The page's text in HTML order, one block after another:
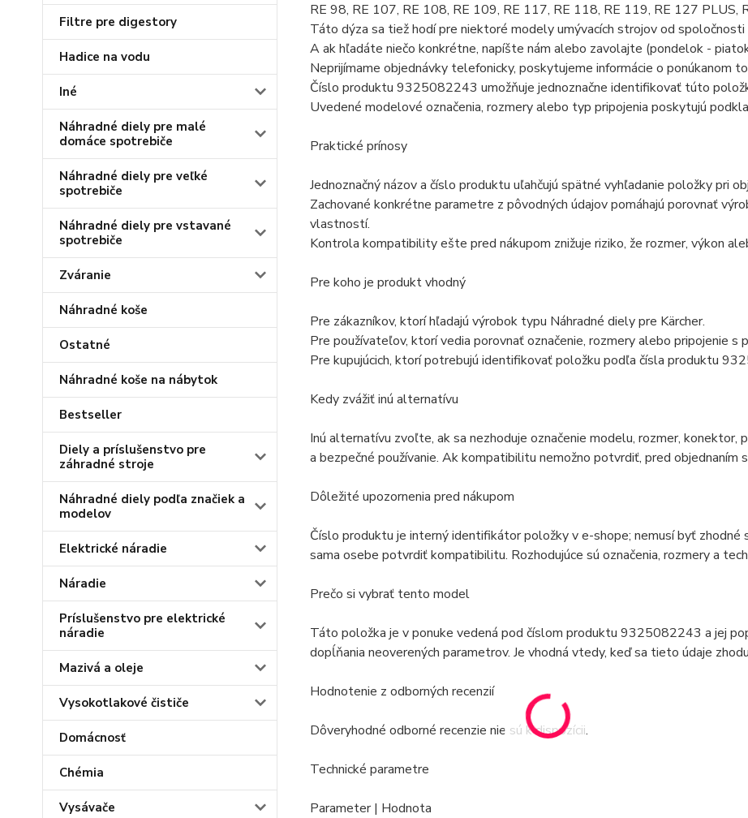
Filtre pre digestory
Hadice na vodu
Iné
Náhradné diely pre malé
domáce spotrebiče
Náhradné diely pre veľké
spotrebiče
Náhradné diely pre vstavané
spotrebiče
Zváranie
Náhradné koše
Ostatné
Náhradné koše na nábytok
Bestseller
Diely a príslušenstvo pre
záhradné stroje
Náhradné diely podľa značiek a
modelov
Elektrické náradie
Náradie
Príslušenstvo pre elektrické
náradie
Mazivá a oleje
Vysokotlakové čističe
Domácnosť
Chémia
Vysávače
RE 98, RE 107, RE 108, RE 109, RE 117, RE 118, RE 119, RE 127 PLUS,
Táto dýza sa tiež hodí pre niektoré modely umývacích strojov od
A ak hľadáte niečo konkrétne, napíšte nám alebo zavolajte (pondelok -
Neprijímame objednávky telefonicky, poskytujeme informácie o ponúkanom
Číslo produktu 9325082243 umožňuje jednoznačne identifikovať túto
Uvedené modelové označenia, rozmery alebo typ pripojenia poskytujú
Praktické prínosy
Jednoznačný názov a číslo produktu uľahčujú spätné vyhľadanie položky pri
Zachované konkrétne parametre z pôvodných údajov pomáhajú porovnať
vlastností.
Kontrola kompatibility ešte pred nákupom znižuje riziko, že rozmer, výkon
Pre koho je produkt vhodný
Pre zákazníkov, ktorí hľadajú výrobok typu Náhradné diely pre Kärcher.
Pre používateľov, ktorí vedia porovnať označenie, rozmery alebo pripojenie s
Pre kupujúcich, ktorí potrebujú identifikovať položku podľa čísla produktu
Kedy zvážiť inú alternatívu
Inú alternatívu zvoľte, ak sa nezhoduje označenie modelu, rozmer, konektor,
a bezpečné používanie. Ak kompatibilitu nemožno potvrdiť, pred objednaním
Dôležité upozornenia pred nákupom
Číslo produktu je interný identifikátor položky v e-shope; nemusí byť
sama osebe potvrdiť kompatibilitu. Rozhodujúce sú označenia, rozmery a
Prečo si vybrať tento model
Táto položka je v ponuke vedená pod číslom produktu 9325082243 a jej
dopĺňania neoverených parametrov. Je vhodná vtedy, keď sa tieto údaje
Hodnotenie z odborných recenzií
Dôveryhodné odborné recenzie nie sú k dispozícii.
Technické parametre
Parameter | Hodnota